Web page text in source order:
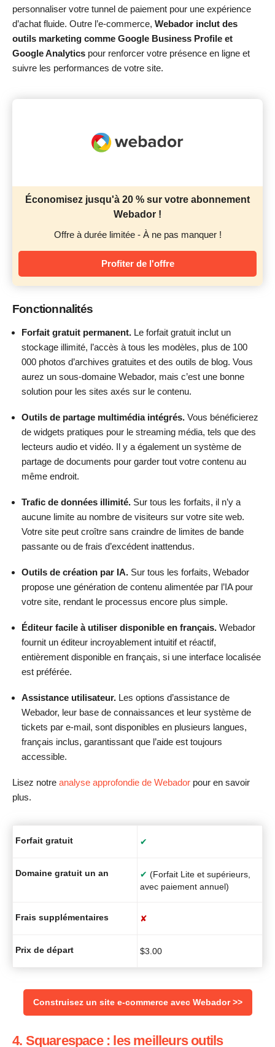
personnaliser votre tunnel de paiement pour une expérience
d’achat fluide. Outre l’e-commerce, Webador inclut des
outils marketing comme Google Business Profile et
Google Analytics pour renforcer votre présence en ligne et
suivre les performances de votre site.
Économisez jusqu'à 20 % sur votre abonnement
Webador !
Offre à durée limitée - À ne pas manquer !
Profiter de l'offre
Fonctionnalités
Forfait gratuit permanent. Le forfait gratuit inclut un
stockage illimité, l’accès à tous les modèles, plus de 100
000 photos d’archives gratuites et des outils de blog. Vous
aurez un sous-domaine Webador, mais c’est une bonne
solution pour les sites axés sur le contenu.
Outils de partage multimédia intégrés. Vous bénéficierez
de widgets pratiques pour le streaming média, tels que des
lecteurs audio et vidéo. Il y a également un système de
partage de documents pour garder tout votre contenu au
même endroit.
Trafic de données illimité. Sur tous les forfaits, il n’y a
aucune limite au nombre de visiteurs sur votre site web.
Votre site peut croître sans craindre de limites de bande
passante ou de frais d’excédent inattendus.
Outils de création par IA. Sur tous les forfaits, Webador
propose une génération de contenu alimentée par l’IA pour
votre site, rendant le processus encore plus simple.
Éditeur facile à utiliser disponible en français. Webador
fournit un éditeur incroyablement intuitif et réactif,
entièrement disponible en français, si une interface localisée
est préférée.
Assistance utilisateur. Les options d’assistance de
Webador, leur base de connaissances et leur système de
tickets par e-mail, sont disponibles en plusieurs langues,
français inclus, garantissant que l’aide est toujours
accessible.
Lisez notre analyse approfondie de Webador pour en savoir
plus.
Forfait gratuit ✔
Domaine gratuit un an ✔ (Forfait Lite et supérieurs,
avec paiement annuel)
Frais supplémentaires ✘
Prix de départ $3.00
Construisez un site e-commerce avec Webador >>
4. Squarespace : les meilleurs outils